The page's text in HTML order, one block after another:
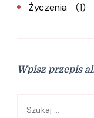
Życzenia (1)
Wpisz przepis
Szukaj: